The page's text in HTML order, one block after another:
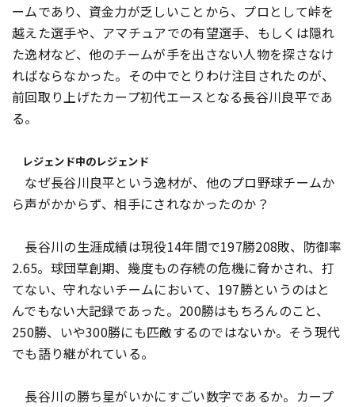
ームであり、資金力が乏しいことから、プロとして峠を
越えた選手や、アマチュアでの有望選手、もしくは隠れ
た逸材など、他のチームが手を出さない人物を探さなけ
ればならなかった。その中でとりわけ注目されたのが、
前回取り上げたカープ初代エースとなる長谷川良平であ
る。
レジェンド中のレジェンド
なぜ長谷川良平という逸材が、他のプロ野球チームか
ら声がかからず、相手にされなかったのか？
長谷川の生涯成績は現役14年間で197勝208敗、防御率
2.65。球団草創期、幾度もの存続の危機に脅かされ、打
てない、守れないチームにおいて、197勝というのはと
んでもない大記録であった。200勝はもちろんのこと、
250勝、いや300勝にも匹敵するのではないか。そう現代
でも語り継がれている。
長谷川の勝ち星がいかにすごい数字であるか。カープ